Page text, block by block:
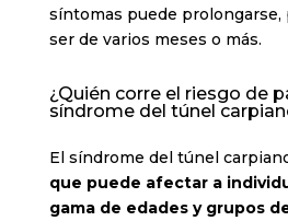
síntomas puede prolongarse,
ser de varios meses o más.
¿Quién corre el riesgo de
síndrome del túnel
El síndrome del túnel
que puede afectar a
gama de edades y grupos